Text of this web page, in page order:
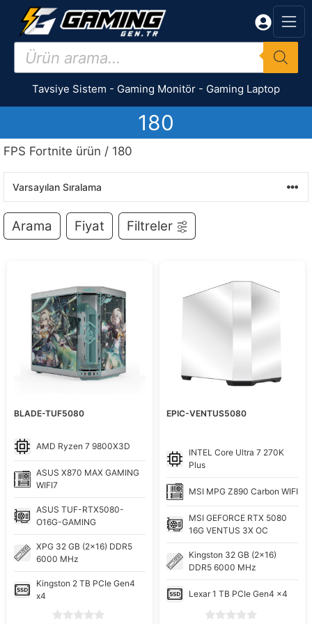
İçeriğe
Products
search
Tavsiye Sistem - Gaming Monitör - Gaming Laptop
180
FPS Fortnite ürün / 180
Arama Fiyat Filtreler
BLADE-TUF5080
AMD Ryzen 7 9800X3D
ASUS X870 MAX GAMING
WIFI7
ASUS TUF-RTX5080-
O16G-GAMING
XPG 32 GB (2x16) DDR5
6000 MHz
Kingston 2 TB PCIe Gen4
x4
EPIC-VENTUS5080
INTEL Core Ultra 7 270K
Plus
MSI MPG Z890 Carbon WIFI
MSI GEFORCE RTX 5080
16G VENTUS 3X OC
Kingston 32 GB (2x16)
DDR5 6000 MHz
Lexar 1 TB PCIe Gen4 x4